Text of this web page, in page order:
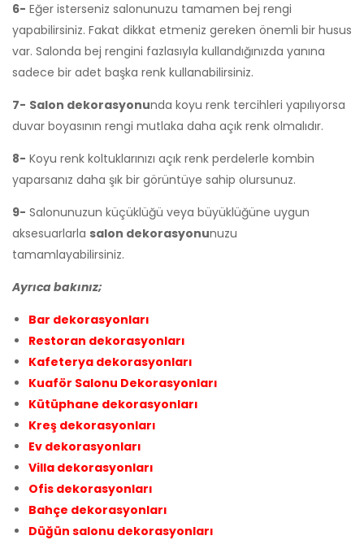
6- Eğer isterseniz salonunuzu tamamen bej rengi
yapabilirsiniz. Fakat dikkat etmeniz gereken önemli bir husus
var. Salonda bej rengini fazlasıyla kullandığınızda yanına
sadece bir adet başka renk kullanabilirsiniz.
7- Salon dekorasyonunda koyu renk tercihleri yapılıyorsa
duvar boyasının rengi mutlaka daha açık renk olmalıdır.
8- Koyu renk koltuklarınızı açık renk perdelerle kombin
yaparsanız daha şık bir görüntüye sahip olursunuz.
9- Salonunuzun küçüklüğü veya büyüklüğüne uygun
aksesuarlarla salon dekorasyonunuzu
tamamlayabilirsiniz.
Ayrıca bakınız;
Bar dekorasyonları
Restoran dekorasyonları
Kafeterya dekorasyonları
Kuaför Salonu Dekorasyonları
Kütüphane dekorasyonları
Kreş dekorasyonları
Ev dekorasyonları
Villa dekorasyonları
Ofis dekorasyonları
Bahçe dekorasyonları
Düğün salonu dekorasyonları